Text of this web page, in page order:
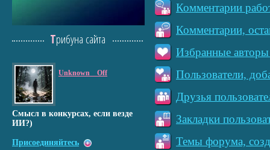
Комментарии
Комментарии,
Избранные авторы
Пользователи,
Друзья
Закладки
Темы форума,
Трибуна сайта
Unknown__Off
Смысл в конкурсах, если везде
ИИ?)
Присоединяйтесь